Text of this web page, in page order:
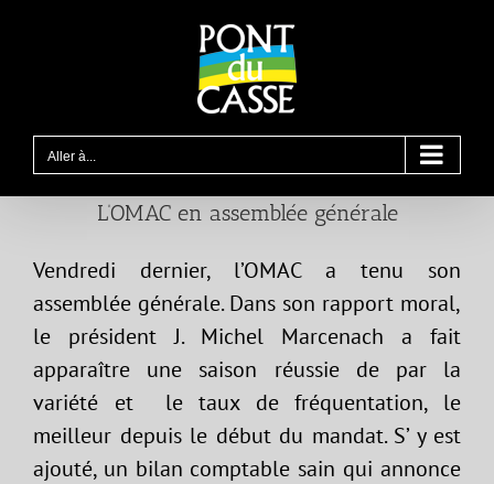
Aller à...
L’OMAC en assemblée générale
Vendredi dernier, l’OMAC a tenu son
assemblée générale. Dans son rapport moral,
le président J. Michel Marcenach a fait
apparaître une saison réussie de par la
variété et le taux de fréquentation, le
meilleur depuis le début du mandat. S’ y est
ajouté, un bilan comptable sain qui annonce